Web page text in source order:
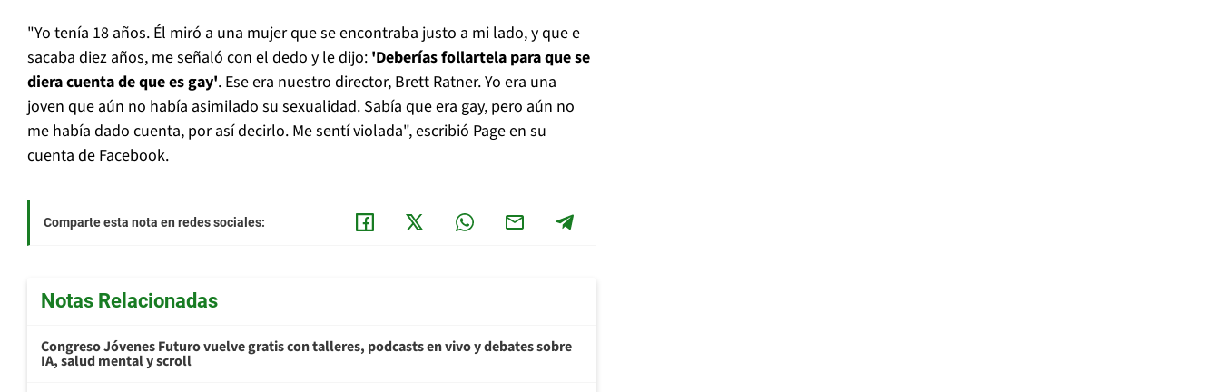
"Yo tenía 18 años. Él miró a una mujer que se encontraba justo a mi lado, y que e
sacaba diez años, me señaló con el dedo y le dijo: 'Deberías follartela para que se
diera cuenta de que es gay'. Ese era nuestro director, Brett Ratner. Yo era una
joven que aún no había asimilado su sexualidad. Sabía que era gay, pero aún no
me había dado cuenta, por así decirlo. Me sentí violada", escribió Page en su
cuenta de Facebook.
Comparte esta nota en redes sociales:
Notas Relacionadas
Congreso Jóvenes Futuro vuelve gratis con talleres, podcasts en vivo y debates sobre
IA, salud mental y scroll